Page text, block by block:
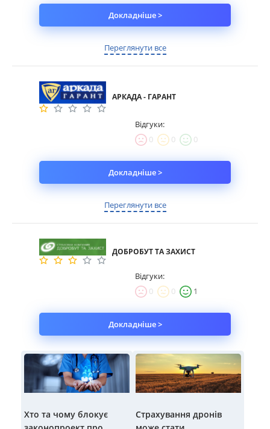
Докладніше >
Переглянути все
АРКАДА - ГАРАНТ
Відгуки:
0
0 0
Докладніше >
Переглянути все
ДОБРОБУТ ТА ЗАХИСТ
Відгуки:
0
0 1
Докладніше >
Хто та чому блокує
Страхування дронів